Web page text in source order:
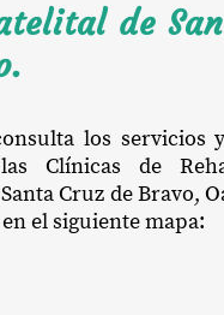
de
los servicios
Clínicas de
Cruz de Bravo,
el siguiente mapa: